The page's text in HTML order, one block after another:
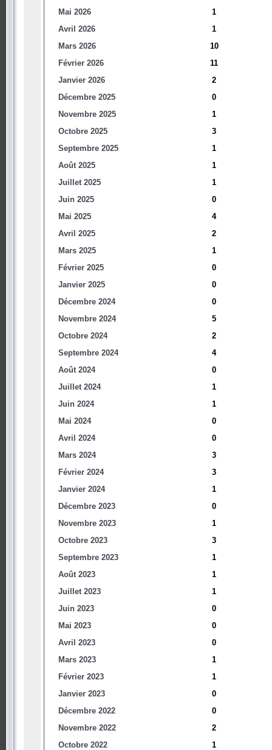
Mai 2026
1
Avril 2026
1
Mars 2026
10
Février 2026
11
Janvier 2026
2
Décembre 2025
0
Novembre 2025
1
Octobre 2025
3
Septembre 2025
1
Août 2025
1
Juillet 2025
1
Juin 2025
0
Mai 2025
4
Avril 2025
2
Mars 2025
1
Février 2025
0
Janvier 2025
0
Décembre 2024
0
Novembre 2024
5
Octobre 2024
2
Septembre 2024
4
Août 2024
0
Juillet 2024
1
Juin 2024
1
Mai 2024
0
Avril 2024
0
Mars 2024
3
Février 2024
3
Janvier 2024
1
Décembre 2023
0
Novembre 2023
1
Octobre 2023
3
Septembre 2023
1
Août 2023
1
Juillet 2023
1
Juin 2023
0
Mai 2023
0
Avril 2023
0
Mars 2023
1
Février 2023
1
Janvier 2023
0
Décembre 2022
0
Novembre 2022
2
Octobre 2022
1